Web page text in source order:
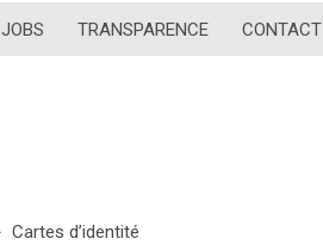
JOBS TRANSPARENCE CONTACT
Cartes d’identité